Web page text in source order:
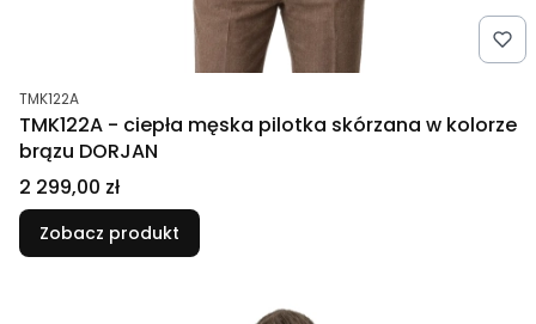
Kod produktu
TMK122A
TMK122A - ciepła męska pilotka skórzana w kolorze
brązu DORJAN
Cena
2 299,00 zł
Zobacz produkt